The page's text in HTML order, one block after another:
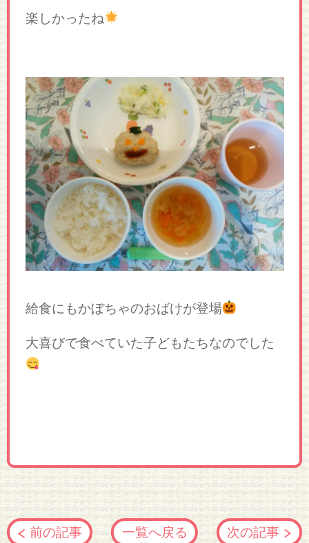
楽しかったね
給食にもかぼちゃのおばけが登場
大喜びで食べていた子どもたちなのでした
前の記事 一覧へ戻る 次の記事